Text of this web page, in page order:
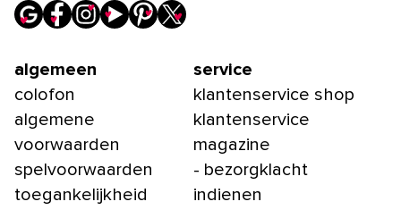
algemeen
colofon
algemene
voorwaarden
spelvoorwaarden
toegankelijkheid
service
klantenservice shop
klantenservice
magazine
- bezorgklacht
indienen